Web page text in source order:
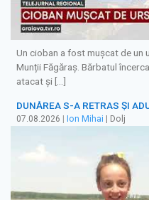
Un cioban a fost mușcat de un
Munții Făgăraș. Bărbatul
atacat și […]
DUNĂREA S-A RETRAS ŞI
07.08.2026 Ion Mihai | Dolj